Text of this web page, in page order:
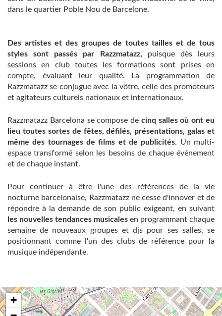
dans le quartier Poble Nou de Barcelone.
Des artistes et des groupes de toutes tailles et de tous
styles sont passés par Razzmatazz, puisque dès leurs
sessions en club toutes les formations sont prises en
compte, évaluant leur qualité. La programmation de
Razzmatazz se conjugue avec la vôtre, celle des promoteurs
et agitateurs culturels nationaux et internationaux.
Razzmatazz Barcelona se compose de cinq salles où ont eu
lieu toutes sortes de fêtes, défilés, présentations, galas et
même des tournages de films et de publicités. Un multi-
espace transformé selon les besoins de chaque événement
et de chaque instant.
Pour continuer à être l'une des références de la vie
nocturne barcelonaise, Razzmatazz ne cesse d'innover et de
répondre à la demande de son public exigeant, en suivant
les nouvelles tendances musicales en programmant chaque
semaine de nouveaux groupes et djs pour ses salles, se
positionnant comme l'un des clubs de référence pour la
musique indépendante.